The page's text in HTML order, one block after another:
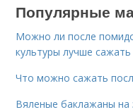
Популярные
Можно ли после
культуры лучше
Что можно сажать
Вяленые баклажаны на